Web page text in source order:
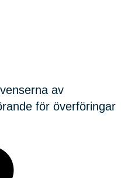
av
för överföringar